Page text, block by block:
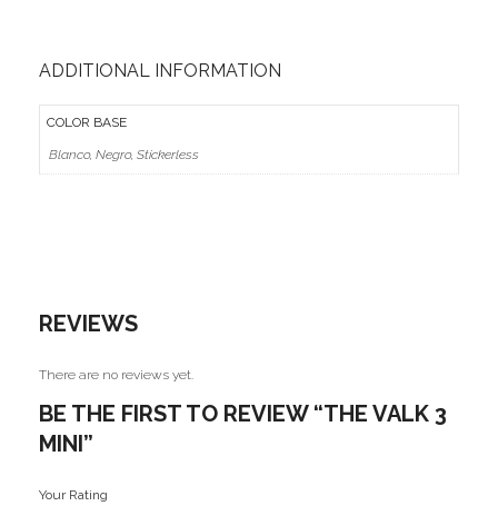
ADDITIONAL INFORMATION
COLOR BASE
Blanco, Negro, Stickerless
REVIEWS
There are no reviews yet.
BE THE FIRST TO REVIEW “THE VALK 3
MINI”
Your Rating